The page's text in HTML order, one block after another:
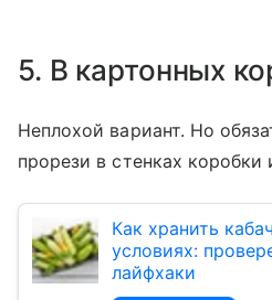
5. В картонных
Неплохой вариант. Но
прорези в стенках коробки
Как хранить
условиях:
лайфхаки